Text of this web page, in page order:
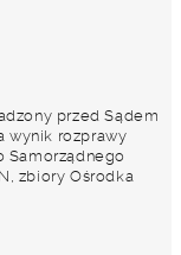
przed Sądem
wynik rozprawy
Samorządnego
zbiory Ośrodka